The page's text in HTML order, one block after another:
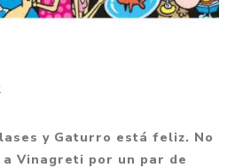
y Gaturro está feliz. No
Vinagreti por un par de